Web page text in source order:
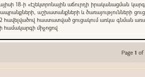
18-ի «Էլեկտրոնային աճուրդի իրականացման
ապրանքների, աշխատանքների և ծառայությունների
հավելվածով հաստատված ցուցակում առկա գնման
համակարգի միջոցով
Page 1 of